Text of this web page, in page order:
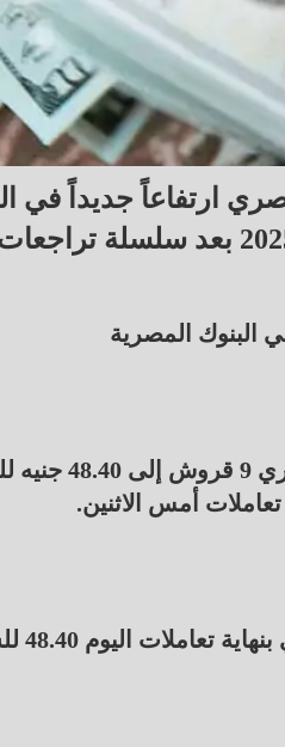
ارتفاعاً جديداً في
البنوك المصرية
و 48.50 للبيع جنيه للبيع.